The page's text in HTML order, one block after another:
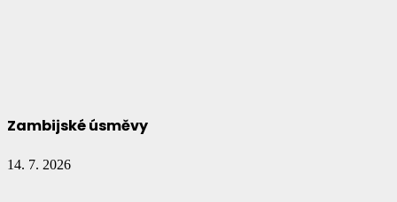
Zambijské úsměvy
14. 7. 2026